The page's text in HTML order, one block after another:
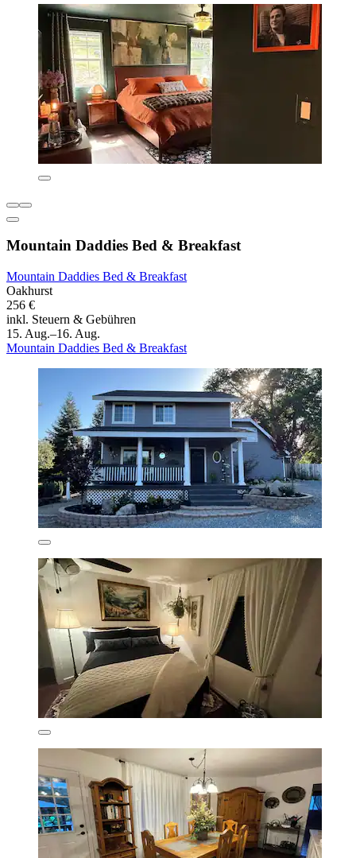
Mountain Daddies Bed & Breakfast
Mountain Daddies Bed & Breakfast
Oakhurst
256 €
inkl. Steuern & Gebühren
15. Aug.–16. Aug.
Mountain Daddies Bed & Breakfast